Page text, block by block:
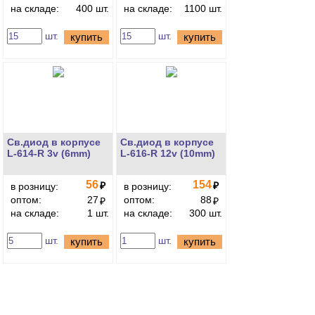
на складе:
400 шт.
шт. купить
на складе:
1100 шт.
шт. купить
Св.диод в корпусе
L-614-R 3v (6mm)
в розницу: 56₽
оптом:
27₽
на складе:
1 шт.
шт. купить
Св.диод в корпусе
L-616-R 12v (10mm)
в розницу: 154₽
оптом:
88₽
на складе:
300 шт.
шт. купить